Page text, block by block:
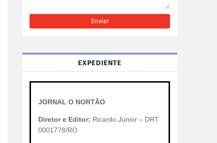
EXPEDIENTE
JORNAL O NORTÃO
Diretor e Editor: Ricardo Júnior – DRT
0001778/RO